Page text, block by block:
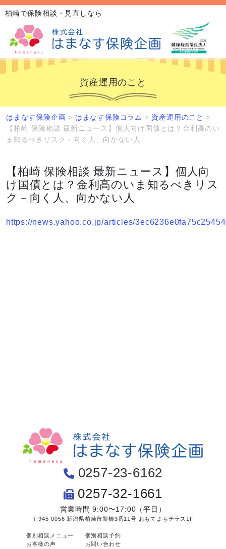
柏崎で保険相談・見直しなら
資産運用のこと
はまなす保険企画 > はまなす保険コラム > 資産運用のこと
>
【柏崎 保険相談 最新ニュース】個人向け国債とは？金利高のい
ま知るべきリスク－向く人、向かない人
【柏崎 保険相談 最新ニュース】個人向
け国債とは？金利高のいま知るべきリス
ク－向く人、向かない人
https://news.yahoo.co.jp/articles/
0257-23-6162
0257-32-1661
営業時間 9:00〜17:00（平日）
〒945-0056 新潟県柏崎市新橋3番11号 おもてまちテラス1F
個別相談メニュー
お客様の声
個別相談予約
お問い合わせ